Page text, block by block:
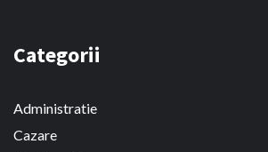
Categorii
Administratie
Cazare